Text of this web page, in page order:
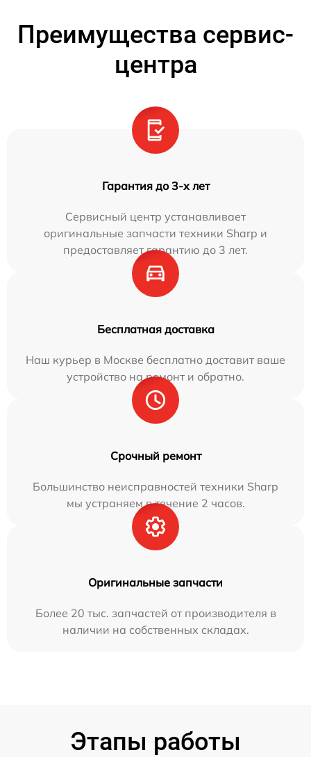
Преимущества сервис-
центра
Гарантия до 3-х лет
Сервисный центр устанавливает
оригинальные запчасти техники Sharp и
предоставляет гарантию до 3 лет.
Бесплатная доставка
Наш курьер в Москве бесплатно доставит ваше
устройство на ремонт и обратно.
Срочный ремонт
Большинство неисправностей техники Sharp
мы устраняем в течение 2 часов.
Оригинальные запчасти
Более 20 тыс. запчастей от производителя в
наличии на собственных складах.
Этапы работы